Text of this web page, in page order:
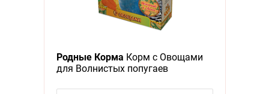
Родные Корма Корм с Овощами
для Волнистых попугаев